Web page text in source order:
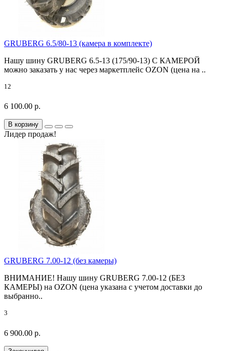
GRUBERG 6.5/80-13 (камера в комплекте)
Нашу шину GRUBERG 6.5-13 (175/90-13) С КАМЕРОЙ
можно заказать у нас через маркетплейс OZON (цена на ..
12
6 100.00 р.
В корзину
Лидер продаж!
GRUBERG 7.00-12 (без камеры)
ВНИМАНИЕ! Нашу шину GRUBERG 7.00-12 (БЕЗ
КАМЕРЫ) на OZON (цена указана с учетом доставки до
выбранно..
3
6 900.00 р.